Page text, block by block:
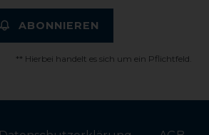
ABONNIEREN
** Hierbei handelt es sich um ein Pflichtfeld.